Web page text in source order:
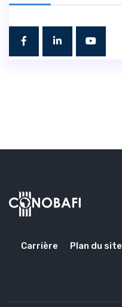
Carrière Plan du site